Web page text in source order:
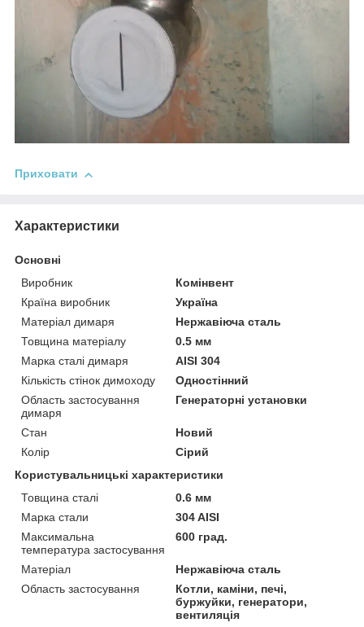
Приховати
Характеристики
Основні
Виробник
Комінвент
Країна виробник
Україна
Матеріал димаря
Нержавіюча сталь
Товщина матеріалу
0.5 мм
Марка сталі димаря
AISI 304
Кількість стінок димоходу
Одностінний
Область застосування
димаря
Генераторні установки
Стан
Новий
Колір
Сірий
Користувальницькі характеристики
Товщина сталі
0.6 мм
Марка стали
304 AISI
Максимальна
температура застосування
600 град.
Матеріал
Нержавіюча сталь
Область застосування
Котли, каміни, печі,
буржуйки, генератори,
вентиляція